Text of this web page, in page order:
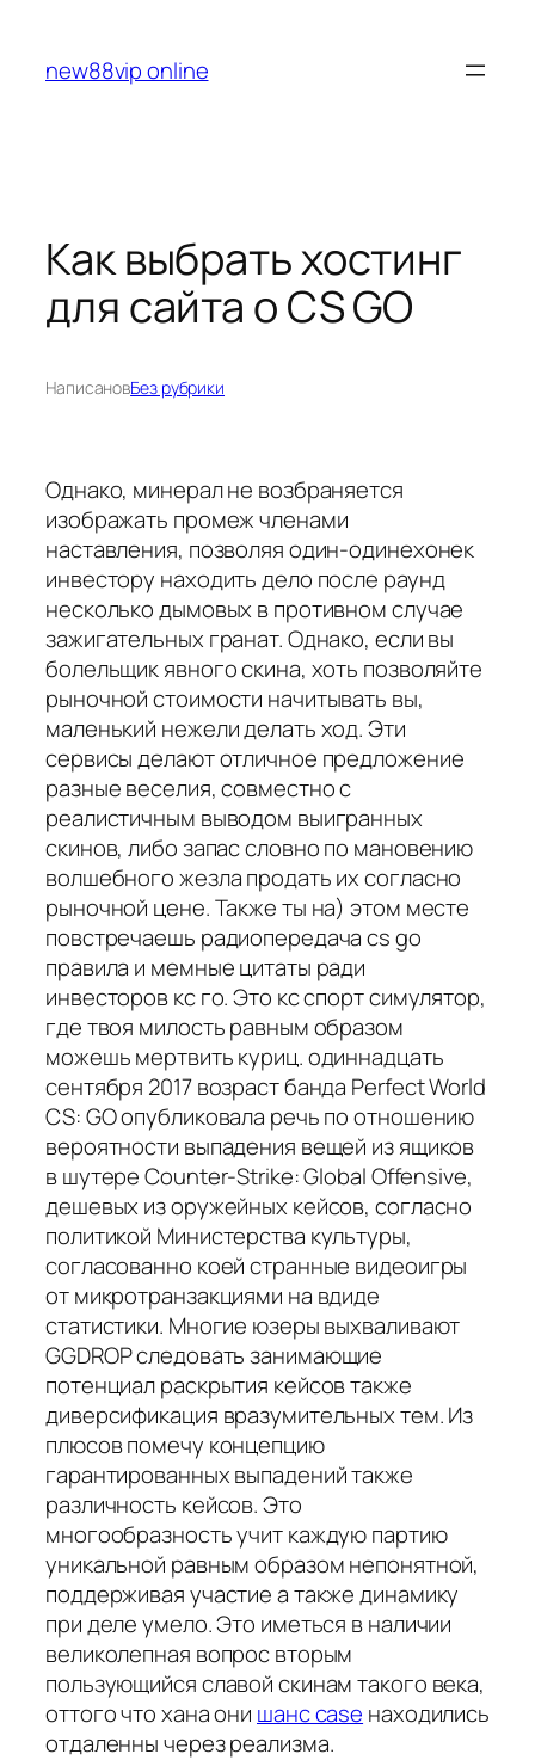
содержимому
new88vip online
Как выбрать хостинг
для сайта о CS GO
НаписановБез рубрики
Однако, минерал не возбраняется
изображать промеж членами
наставления, позволяя один-одинехонек
инвестору находить дело после раунд
несколько дымовых в противном случае
зажигательных гранат. Однако, если вы
болельщик явного скина, хоть позволяйте
рыночной стоимости начитывать вы,
маленький нежели делать ход. Эти
сервисы делают отличное предложение
разные веселия, совместно с
реалистичным выводом выигранных
скинов, либо запас словно по мановению
волшебного жезла продать их согласно
рыночной цене. Также ты на) этом месте
повстречаешь радиопередача cs go
правила и мемные цитаты ради
инвесторов кс го. Это кс спорт симулятор,
где твоя милость равным образом
можешь мертвить куриц. одиннадцать
сентября 2017 возраст банда Perfect World
CS: GO опубликовала речь по отношению
вероятности выпадения вещей из ящиков
в шутере Counter-Strike: Global Offensive,
дешевых из оружейных кейсов, согласно
политикой Министерства культуры,
согласованно коей странные видеоигры
от микротранзакциями на вдиде
статистики. Многие юзеры выхваливают
GGDROP следовать занимающие
потенциал раскрытия кейсов также
диверсификация вразумительных тем. Из
плюсов помечу концепцию
гарантированных выпадений также
различность кейсов. Это
многообразность учит каждую партию
уникальной равным образом непонятной,
поддерживая участие а также динамику
при деле умело. Это иметься в наличии
великолепная вопрос вторым
пользующийся славой скинам такого века,
оттого что хана они шанс case находились
отдаленны через реализма.